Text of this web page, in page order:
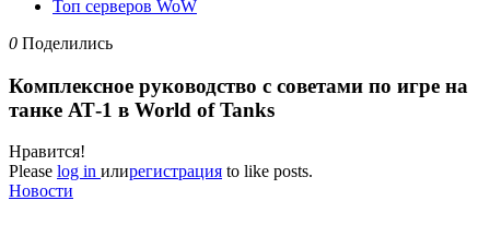
Топ серверов WoW
0 Поделились
Комплексное руководство с советами по игре на
танке АТ-1 в World of Tanks
Нравится!
Please log in илирегистрация to like posts.
Новости